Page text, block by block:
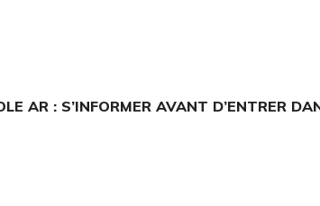
AR : S’INFORMER AVANT D’ENTRER